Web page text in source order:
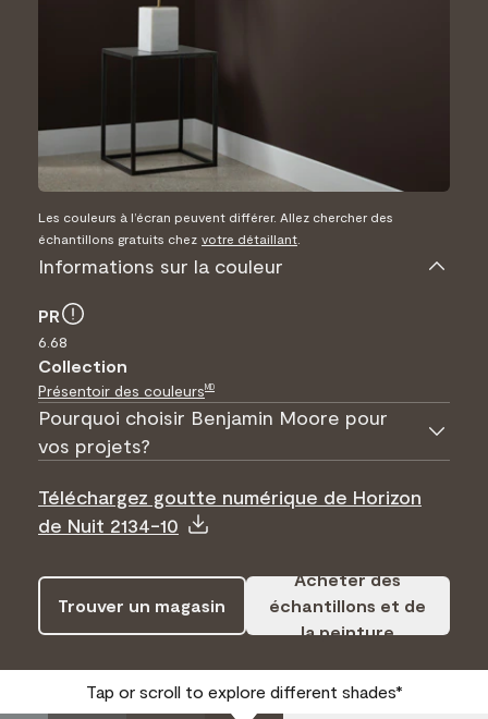
Les couleurs à l’écran peuvent différer. Allez chercher des
échantillons gratuits chez votre détaillant
Informations sur la couleur
PR
6.68
Collection
Présentoir des couleursMD
Pourquoi choisir Benjamin Moore pour
vos projets?
Téléchargez goutte numérique de Horizon
de Nuit 2134-10
Trouver un magasin
Acheter des
échantillons et de
la peinture
Tap or scroll to explore different shades*